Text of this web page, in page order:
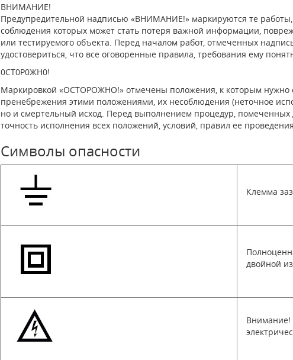
ВНИМАНИЕ!
Предупредительной надписью «ВНИМАНИЕ!» маркируются те
соблюдения которых может стать потеря важной информации,
или тестируемого объекта. Перед началом работ, отмеченных
удостовериться, что все оговоренные правила, требования ему
0СТ0Р0ЖН0!
Маркировкой «ОСТОРОЖНО!» отмечены положения, к которым нужно
пренебрежения этими положениями, их несоблюдения (неточное
но и смертельный исход. Перед выполнением процедур,
точность исполнения всех положений, условий, правил ее проведения.
Символы опасности
Клемма
двойной
Внимание!